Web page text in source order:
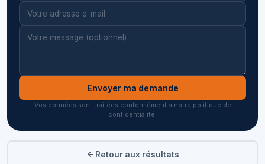
Envoyer ma demande
Vos données sont traitées conformément à notre politique de
confidentialité.
Retour aux résultats